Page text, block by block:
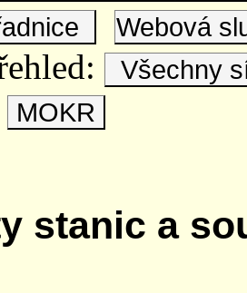
Webová
Všechny
MOKR
stanic a